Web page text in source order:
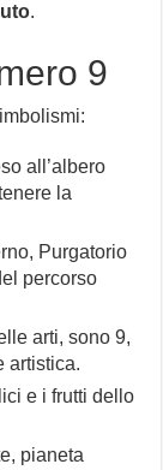
.
9
all’albero
la
Purgatorio
percorso
arti, sono 9,
artistica.
e i frutti dello
pianeta